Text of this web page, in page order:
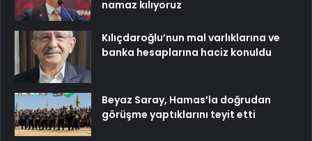
namaz kılıyoruz
Kılıçdaroğlu’nun mal varlıklarına ve
banka hesaplarına haciz konuldu
Beyaz Saray, Hamas’la doğrudan
görüşme yaptıklarını teyit etti